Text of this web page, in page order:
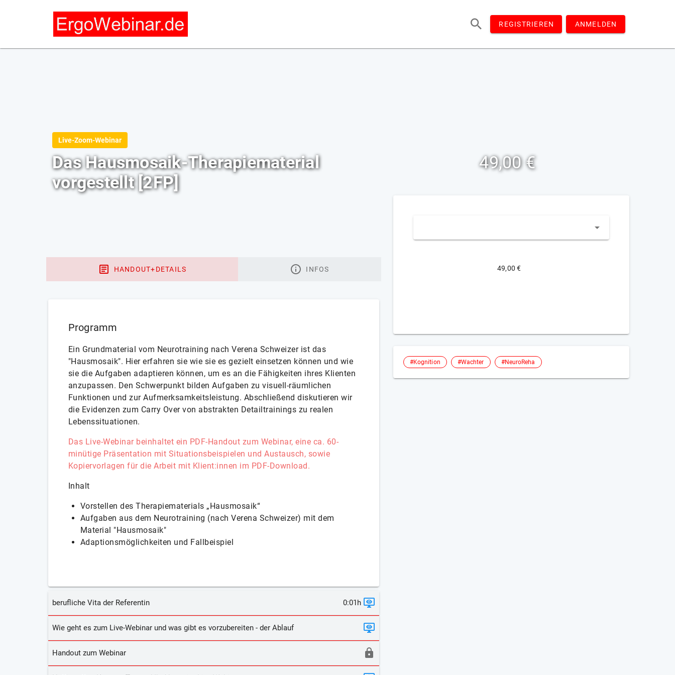
REGISTRIEREN ANMELDEN
Live-Zoom-Webinar
Das Hausmosaik-Therapiematerial
vorgestellt [2FP]
49,00 €
HANDOUT+DETAILS INFOS
Programm
Ein Grundmaterial vom Neurotraining nach Verena Schweizer ist das
"Hausmosaik". Hier erfahren sie wie sie es gezielt einsetzen können und wie
sie die Aufgaben adaptieren können, um es an die Fähigkeiten ihres Klienten
anzupassen. Den Schwerpunkt bilden Aufgaben zu visuell-räumlichen
Funktionen und zur Aufmerksamkeitsleistung. Abschließend diskutieren wir
die Evidenzen zum Carry Over von abstrakten Detailtrainings zu realen
Lebenssituationen.
Das Live-Webinar beinhaltet ein PDF-Handout zum Webinar, eine ca. 60-
minütige Präsentation mit Situationsbeispielen und Austausch, sowie
Kopiervorlagen für die Arbeit mit Klient:innen im PDF-Download.
Inhalt
Vorstellen des Therapiematerials „Hausmosaik“
Aufgaben aus dem Neurotraining (nach Verena Schweizer) mit dem
Material "Hausmosaik"
Adaptionsmöglichkeiten und Fallbeispiel
berufliche Vita der Referentin 0:01h
Wie geht es zum Live-Webinar und was gibt es vorzubereiten - der Ablauf
Handout zum Webinar
49,00 €
#Kognition #Wachter #NeuroReha